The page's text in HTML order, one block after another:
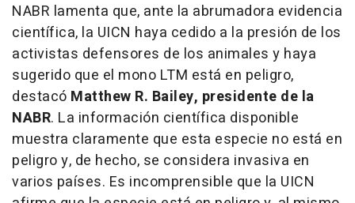
NABR lamenta que, ante la abrumadora evidencia
científica, la UICN haya cedido a la presión de los
activistas defensores de los animales y haya
sugerido que el mono LTM está en peligro,
destacó Matthew R. Bailey, presidente de la
NABR. La información científica disponible
muestra claramente que esta especie no está en
peligro y, de hecho, se considera invasiva en
varios países. Es incomprensible que la UICN